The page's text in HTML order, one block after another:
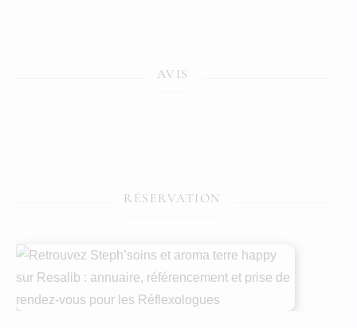
AVIS
RÉSERVATION